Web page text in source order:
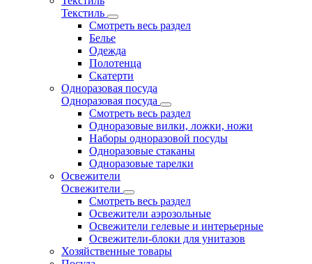
Текстиль
Смотреть весь раздел
Белье
Одежда
Полотенца
Скатерти
Одноразовая посуда
Одноразовая посуда
Смотреть весь раздел
Одноразовые вилки, ложки, ножи
Наборы одноразовой посуды
Одноразовые стаканы
Одноразовые тарелки
Освежители
Освежители
Смотреть весь раздел
Освежители аэрозольные
Освежители гелевые и интерьерные
Освежители-блоки для унитазов
Хозяйственные товары